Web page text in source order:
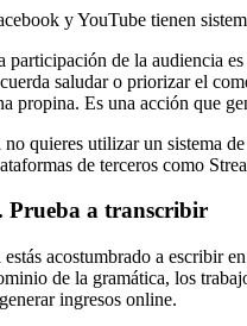
y YouTube tienen
participación de la audiencia
saludar o priorizar el
propina. Es una acción que
no quieres utilizar un sistema
de terceros como
Prueba a transcribir
estás acostumbrado a escribir
de la gramática, los
ingresos online.